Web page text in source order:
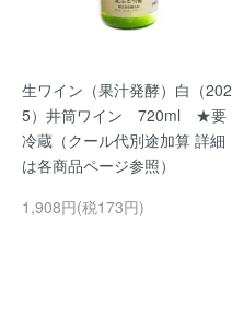
生ワイン（果汁発酵）白（202
5）井筒ワイン 720ml ★要
冷蔵（クール代別途加算 詳細
は各商品ページ参照）
1,908円(税173円)